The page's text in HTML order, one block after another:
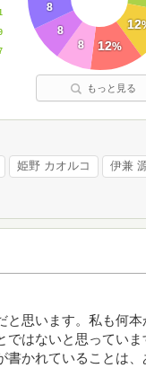
12
12%
8
8
8
もっと見る
姫野 カオルコ 伊兼
思います。私も何
はないと思ってい
かれていることは